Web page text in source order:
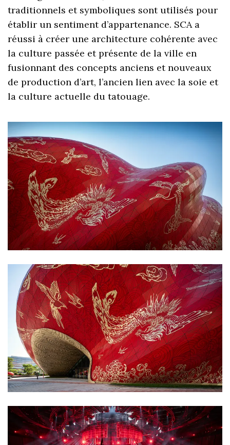
traditionnels et symboliques sont utilisés pour
établir un sentiment d’appartenance. SCA a
réussi à créer une architecture cohérente avec
la culture passée et présente de la ville en
fusionnant des concepts anciens et nouveaux
de production d’art, l’ancien lien avec la soie et
la culture actuelle du tatouage.